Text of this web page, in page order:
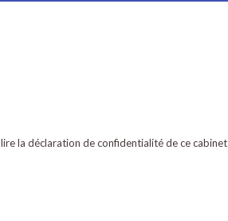
lire la déclaration de confidentialité de ce cabinet